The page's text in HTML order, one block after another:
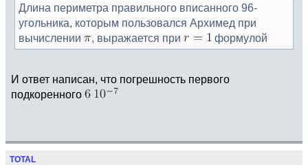
Длина периметра правильного вписанного 96-
угольника, которым пользовался Архимед при
вычислении
, выражается при формулой
И ответ написан, что погрешность первого
подкоренного
TOTAL